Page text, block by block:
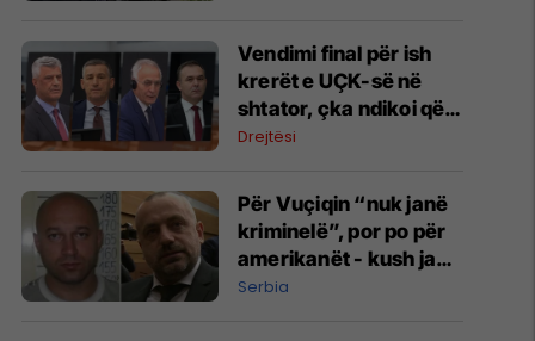
Vendimi final për ish
krerët e UÇK-së në
shtator, çka ndikoi që
shpallja e aktgjykimit
Drejtësi
Për Vuçiqin “nuk janë
kriminelë”, por po për
amerikanët - kush janë
“kumbarët” Radoiçiq
Serbia